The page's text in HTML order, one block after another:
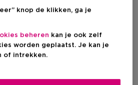
Op voorraad
knop de klikken, ga je
beheren kan je ook zelf
worden geplaatst. Je kan je
of intrekken.